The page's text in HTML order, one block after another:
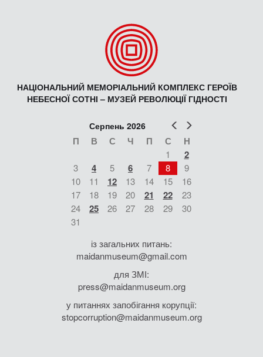
НАЦІОНАЛЬНИЙ МЕМОРІАЛЬНИЙ КОМПЛЕКС ГЕРОЇВ
НЕБЕСНОЇ СОТНІ – МУЗЕЙ РЕВОЛЮЦІЇ ГІДНОСТІ
Попер
Серпень 2026
П В С Ч П С Н
1 2
3 4 5 6 7 8
9
10
11 12 13 14 15
16
17
18 19 20 21 22
23
24
25 26 27 28 29
30
31
із загальних питань:
maidanmuseum@gmail.com
для ЗМІ:
press@maidanmuseum.org
у питаннях запобігання корупції:
stopcorruption@maidanmuseum.org